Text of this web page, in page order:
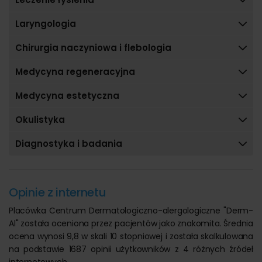
technologię fal radiowych (RF) stosowanym w
niechirurgicznym liftingu twarzy, szyi lub dekoltu (tzw.
thermolifting).
spirometrem– stosowanym do oceny wydolności
urządzeniem do krioterapii
systemem lamp do naświetlań UVB –
urządzeniem do mikrodermabrazji korundowej
kontrolowanego złuszczania naskórka.
innych składników aktywnych w głąb skóry).
urządzeniem podologicznym i narzędziami firmy
Gerlach– lidera w produkcji profesjonalnego sprzętu
dla specjalistów w zakresie leczenia i pielęgnacji stóp,
wykorzystywany m.in. do usuwania odcisków, modzeli,
leczenia wrastających paznokci
Laryngologia
Chirurgia naczyniowa i flebologia
Medycyna regeneracyjna
Medycyna estetyczna
Okulistyka
Diagnostyka i badania
Opinie z internetu
Placówka Centrum Dermatologiczno-alergologiczne "Derm-
Al" została oceniona przez pacjentów jako znakomita. Średnia
ocena wynosi 9,8 w skali 10 stopniowej i została skalkulowana
na podstawie 1687 opinii użytkowników z 4 różnych źródeł